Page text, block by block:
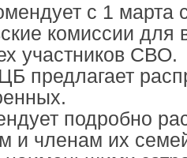
с 1 марта
комиссии
участников СВО.
предлагает
подробно
и членам их